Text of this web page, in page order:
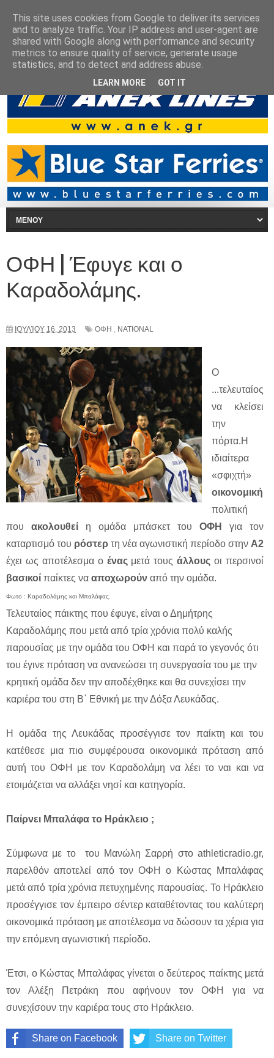
ΟΦΗ | Έφυγε και ο
Καραδολάμης.
ΙΟΥΛΊΟΥ 16, 2013 ΟΦΗ , NATIONAL
Ο
...τελευταίος
να κλείσει
την
πόρτα.Η
ιδιαίτερα
«σφιχτή»
οικονομική
πολιτική
που ακολουθεί η ομάδα μπάσκετ του ΟΦΗ για τον
καταρτισμό του ρόστερ τη νέα αγωνιστική περίοδο στην Α2
έχει ως αποτέλεσμα οέναςμετά τουςάλλους οι περσινοί
βασικοί παίκτες να αποχωρούν από την ομάδα.
Φωτο : Καραδολάμης και Μπαλάφας.
Τελευταίος πάικτης που έφυγε, είναι ο Δημήτρης
Καραδολάμης που μετά από τρία χρόνια πολύ καλής
παρουσίας με την ομάδα του ΟΦΗ και παρά το γεγονός ότι
του έγινε πρόταση να ανανεώσει τη συνεργασία του με την
κρητική ομάδα δεν την αποδέχθηκε και θα συνεχίσει την
καριέρα του στη Β΄ Εθνική με την Δόξα Λευκάδας.
Η ομάδα της Λευκάδας προσέγγισε τον παίκτη και του
κατέθεσε μια πιο συμφέρουσα οικονομικά πρόταση από
αυτή του ΟΦΗ με τον Καραδολάμη να λέει το ναι και να
ετοιμάζεται να αλλάξει νησί και κατηγορία.
Παίρνει Μπαλάφα το Ηράκλειο ;
Σύμφωνα με το του Μανώλη Σαρρή στο athleticradio.gr,
παρελθόν αποτελεί από τον ΟΦΗ ο Κώστας Μπαλάφας
μετά από τρία χρόνια πετυχημένης παρουσίας. Το Ηράκλειο
προσέγγισε τον έμπειρο σέντερ καταθέτοντας του καλύτερη
οικονομικά πρόταση με αποτέλεσμα να δώσουν τα χέρια για
την επόμενη αγωνιστική περίοδο.
Έτσι, ο Κώστας Μπαλάφας γίνεται ο δεύτερος παίκτης μετά
τον Αλέξη Πετράκη που αφήνουν τον ΟΦΗ για να
συνεχίσουν την καριέρα τους στο Ηράκλειο.
Share on Facebook Share on Twitter
This site uses cookies from Google to deliver its services
and to analyze traffic. Your IP address and user-agent are
shared with Google along with performance and security
metrics to ensure quality of service, generate usage
statistics, and to detect and address abuse.
LEARN MORE GOT IT